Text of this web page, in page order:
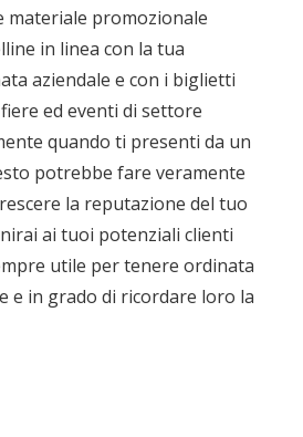
materiale promozionale
in linea con la tua
aziendale e con i biglietti
ed eventi di settore
quando ti presenti da un
potrebbe fare veramente
la reputazione del tuo
ai tuoi potenziali clienti
utile per tenere ordinata
e in grado di ricordare loro la